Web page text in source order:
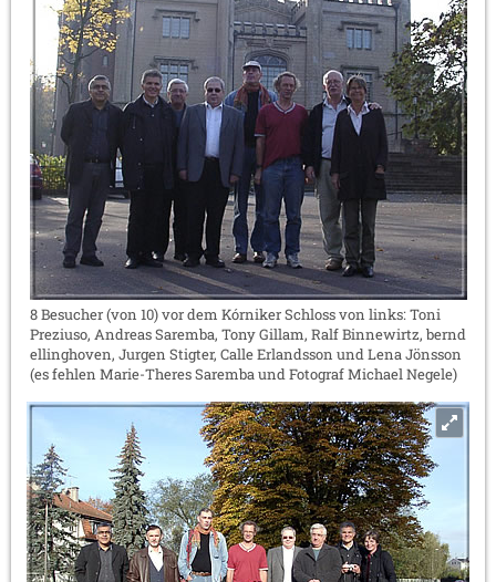
8 Besucher (von 10) vor dem Kórniker Schloss von links: Toni
Preziuso, Andreas Saremba, Tony Gillam, Ralf Binnewirtz, bernd
ellinghoven, Jurgen Stigter, Calle Erlandsson und Lena Jönsson
(es fehlen Marie-Theres Saremba und Fotograf Michael Negele)